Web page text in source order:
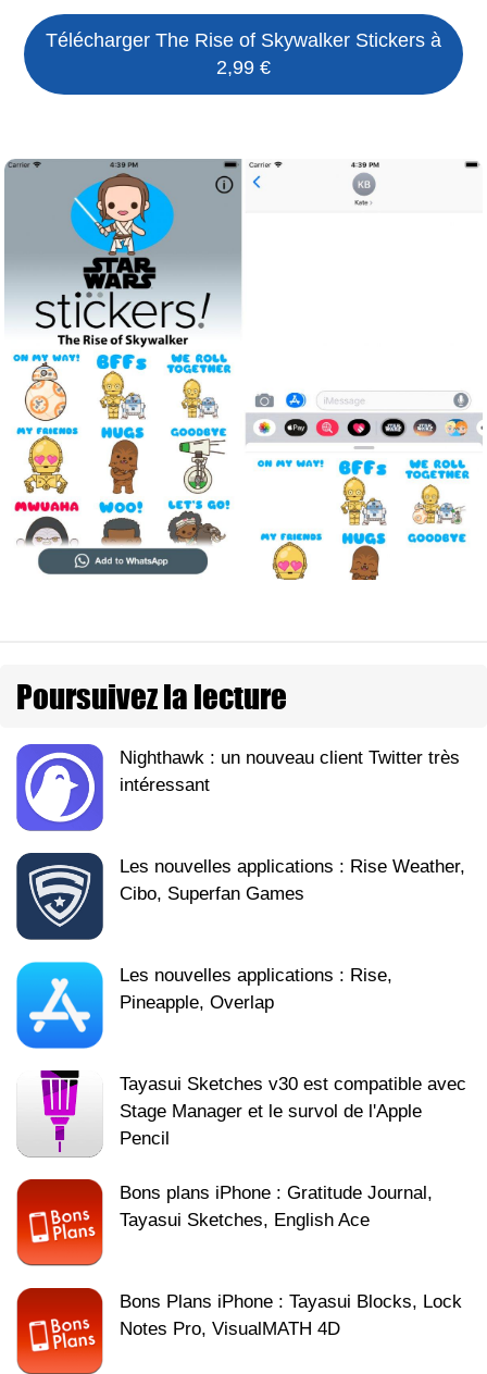
Télécharger The Rise of Skywalker Stickers à
2,99 €
Poursuivez la lecture
Nighthawk : un nouveau client Twitter très
intéressant
Les nouvelles applications : Rise Weather,
Cibo, Superfan Games
Les nouvelles applications : Rise,
Pineapple, Overlap
Tayasui Sketches v30 est compatible avec
Stage Manager et le survol de l'Apple
Pencil
Bons plans iPhone : Gratitude Journal,
Tayasui Sketches, English Ace
Bons Plans iPhone : Tayasui Blocks, Lock
Notes Pro, VisualMATH 4D